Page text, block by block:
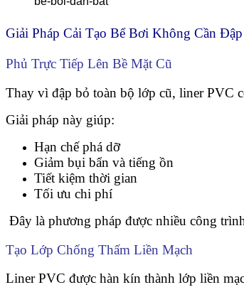
Giải Pháp Cải Tạo Bể Bơi Không Cần
Phủ Trực Tiếp Lên Bề Mặt Cũ
Thay vì đập bỏ toàn bộ lớp cũ, liner PVC
Giải pháp này giúp:
Hạn chế phá dỡ
Giảm bụi bẩn và tiếng ồn
Tiết kiệm thời gian
Tối ưu chi phí
Đây là phương pháp được nhiều công
Tạo Lớp Chống Thấm Liền Mạch
Liner PVC được hàn kín thành lớp liền